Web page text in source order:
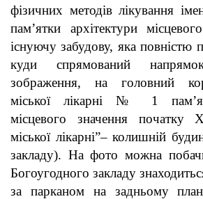
фізичних методів лікування
пам’ятки архітектури
існуючу забудову, яка повністю
куди спрямований
зображення, на головний
міської лікарні № 1
місцевого значення початку
міської лікарні”– колишній
закладу). На фото можна
Богоугодного закладу
за парканом на задньому